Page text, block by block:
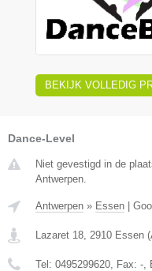
BEKIJK VOLLEDIG
Dance-Level
Niet gevestigd in de
Antwerpen.
Antwerpen » Essen |
Lazaret 18 2910 Essen (
Tel: 0495299620 , Fax: -